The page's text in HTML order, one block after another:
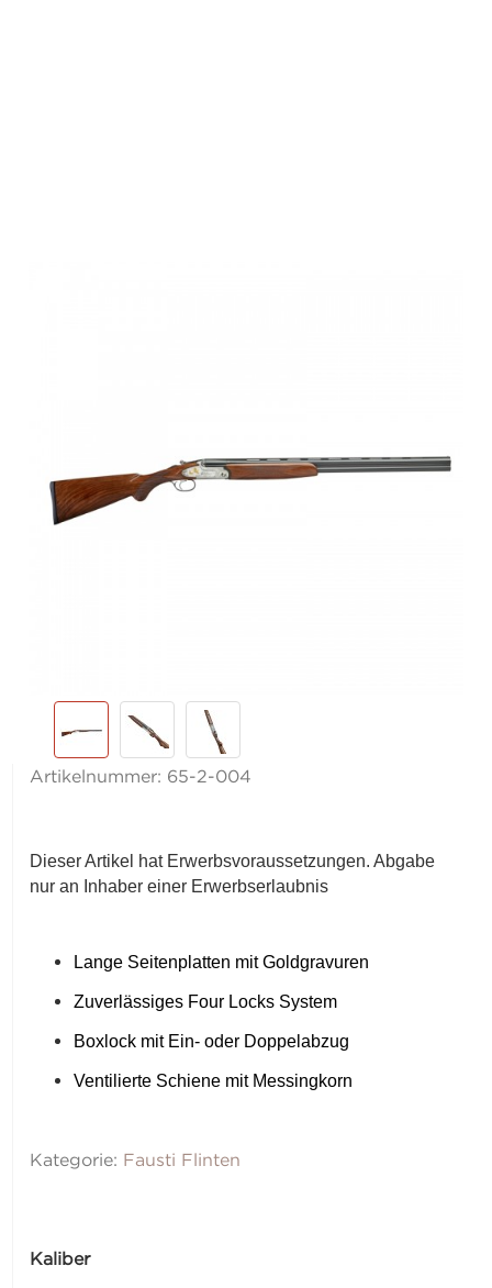
Artikelnummer: 65-2-004
Dieser Artikel hat Erwerbsvoraussetzungen. Abgabe
nur an Inhaber einer Erwerbserlaubnis
Lange Seitenplatten mit Goldgravuren
Zuverlässiges Four Locks System
Boxlock mit Ein- oder Doppelabzug
Ventilierte Schiene mit Messingkorn
Kategorie: Fausti Flinten
Kaliber